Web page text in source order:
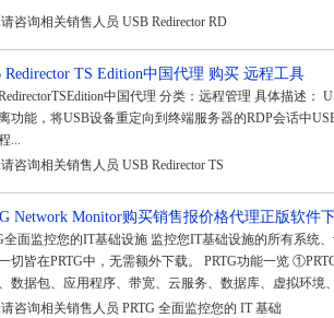
请咨询相关销售人员 USB Redirector RD
Redirector TS Edition中国代理 购买 远程工具
中国代理 分类：远程管理 具体描述：
功能，将USB设备重定向到终端服务器的RDP会话中
...
请咨询相关销售人员 USB Redirector TS
Network Monitor购买销售报价格代理正版软件
全面监控您的IT基础设施 监控您IT基础设施的所有系统
切皆在PRTG中，无需额外下载。 PRTG功能一览
数据包、应用程序、带宽、云服务、数据库、虚拟环境
请咨询相关销售人员 PRTG 全面监控您的 IT 基础